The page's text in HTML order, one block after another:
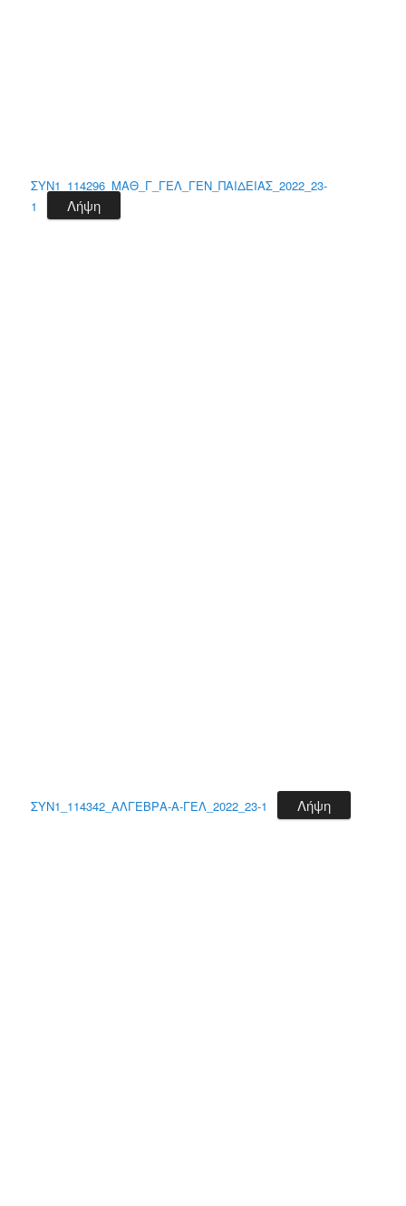
ΣΥΝ1_114296_ΜΑΘ_Γ_ΓΕΛ_ΓΕΝ_ΠΑΙΔΕΙΑΣ_2022_23-
1
Λήψη
ΣΥΝ1_114342_ΑΛΓΕΒΡΑ-Α-ΓΕΛ_2022_23-1 Λήψη